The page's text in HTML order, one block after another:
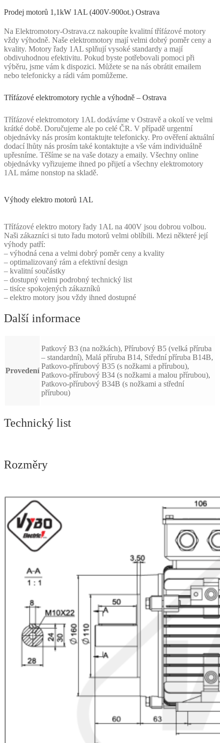
Prodej motorů 1,1kW 1AL (400V-900ot.) Ostrava
Na Elektromotory-Ostrava.cz nakoupíte kvalitní třífázové motory
vždy výhodně. Naše elektromotory mají velmi dobrý poměr ceny a
kvality. Motory řady 1AL splňují vysoké standardy a mají
obdivuhodnou efektivitu. Pokud byste potřebovali pomoci při
výběru, jsme vám k dispozici. Můžete se na nás obrátit emailem
nebo telefonicky a rádi vám pomůžeme.
Třífázové elektromotory rychle a výhodně – Ostrava
Třífázové elektromotory 1AL dodáváme v Ostravě a okolí ve velmi
krátké době. Doručujeme ale po celé ČR. V případě urgentní
objednávky nás prosím kontaktujte telefonicky. Pro ověření aktuální
dodací lhůty nás prosím také kontaktujte a vše vám individuálně
upřesníme. Těšíme se na vaše dotazy a emaily. Všechny online
objednávky vyřizujeme ihned po přijetí a všechny elektromotory
1AL máme nonstop na skladě.
Výhody elektro motorů 1AL
Třífázové elektro motory řady 1AL na 400V jsou dobrou volbou.
Naši zákazníci si tuto řadu motorů velmi oblíbili. Mezi některé její
výhody patří:
– výhodná cena a velmi dobrý poměr ceny a kvality
– optimalizovaný rám a efektivní design
– kvalitní součástky
– dostupný velmi podrobný technický list
– tisíce spokojených zákazníků
– elektro motory jsou vždy ihned dostupné
Další informace
Provedení
Patkový B3 (na nožkách), Přírubový B5 (velká příruba
– standardní), Malá příruba B14, Střední příruba B14B,
Patkovo-přírubový B35 (s nožkami a přírubou),
Patkovo-přírubový B34 (s nožkami a malou přírubou),
Patkovo-přírubový B34B (s nožkami a střední
přírubou)
Technický list
Rozměry